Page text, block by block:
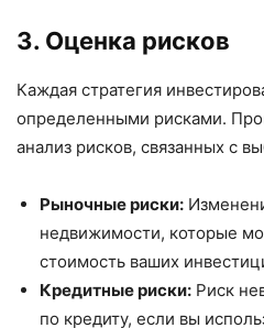
3. Оценка рисков
Каждая стратегия
определенными рисками.
анализ рисков, связанных с
Рыночные риски:
недвижимости, которые
стоимость ваших
Кредитные риски: Риск
по кредиту, если вы